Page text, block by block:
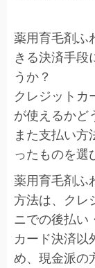
薬用育毛剤ふ
きる決済手段
うか？
クレジットカ
が使えるかど
また支払い方
ったものを選
薬用育毛剤ふ
方法は、クレ
ニでの後払い
カード決済以
め、現金派の